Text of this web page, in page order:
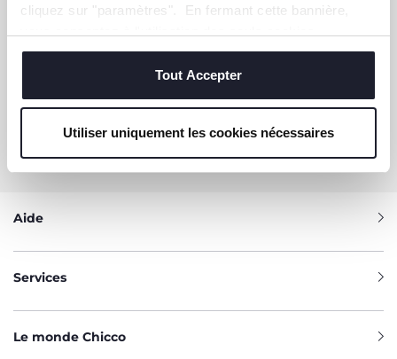
cliquez sur "paramètres". En fermant cette bannière,
techniques, qui sont essentiels au service demandé.
Tout Accepter
Utiliser uniquement les cookies nécessaires
VOUS-AVEZ BESOIN DE NOUS
CONTACTER ?
0809 542 125
Aide
Services
Le monde Chicco